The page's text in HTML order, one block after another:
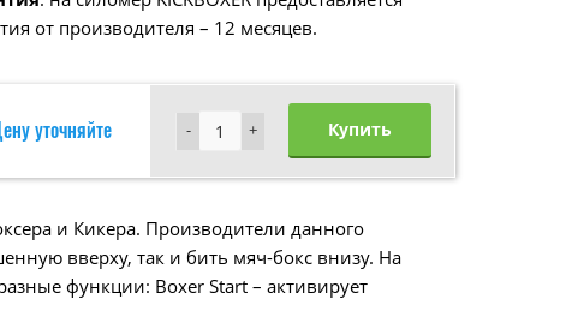
от производителя – 12 месяцев.
уточняйте +
- +
- Купить
и Кикера. Производители данного
вверху, так и бить мяч-бокс внизу. На
функции: Boxer Start – активирует